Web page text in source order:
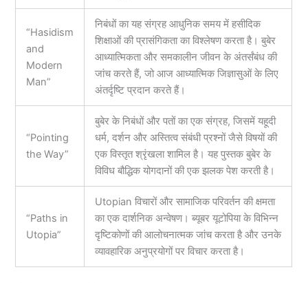
“Hasidism
and
Modern
Man”
निबंधों का यह संग्रह आधुनिक समय में हसीदिक
शिक्षाओं की प्रासंगिकता का विश्लेषण करता है। बुबेर
आध्यात्मिकता और समकालीन जीवन के अंतर्संबंध की
जांच करते हैं, जो आज आध्यात्मिक जिज्ञासुओं के लिए
अंतर्दृष्टि प्रदान करते हैं।
“Pointing
the Way”
बुबेर के निबंधों और पतों का एक संग्रह, जिसमें यहूदी
धर्म, दर्शन और अस्तित्व संबंधी प्रश्नों जैसे विषयों की
एक विस्तृत श्रृंखला शामिल है। यह पुस्तक बुबेर के
विविध बौद्धिक योगदानों की एक झलक पेश करती है।
“Paths in
Utopia”
Utopian विचारों और सामाजिक परिवर्तन की क्षमता
का एक दार्शनिक अन्वेषण। ब्यूबर यूटोपिया के विभिन्न
दृष्टिकोणों की आलोचनात्मक जांच करता है और उनके
व्यावहारिक अनुप्रयोगों पर विचार करता है।